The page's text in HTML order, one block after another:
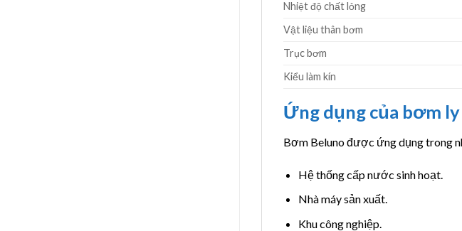
Nhiệt độ chất lỏng
Vật liệu thân bơm
Trục bơm
Kiểu làm kín
Ứng dụng của bơm
Bơm Beluno được ứng dụng trong
Hệ thống cấp nước sinh hoạt.
Nhà máy sản xuất.
Khu công nghiệp.